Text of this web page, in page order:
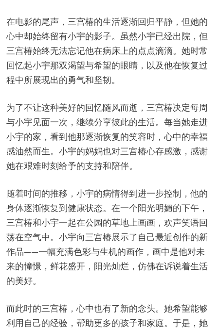
在电影的尾声，三宫椿的生活逐渐回归平静，但她的
心中却始终留有小宇的影子。虽然小宇已经出院，但
三宫椿始终无法忘记他在病床上的点点滴滴。她时常
回忆起小宇那双渴望与希望的眼睛，以及他在恢复过
程中所展现出的勇气和坚韧。
为了不让这种美好的回忆随风而逝，三宫椿决定每周
与小宇见面一次，继续分享彼此的生活。每当她走进
小宇的家，看到他那逐渐恢复的笑容时，心中的幸福
感油然而生。小宇的妈妈也对三宫椿心存感激，感谢
她在艰难时刻给予的支持和陪伴。
随着时间的推移，小宇的病情得到进一步控制，他的
身体逐渐恢复到健康状态。在一个阳光明媚的下午，
三宫椿和小宇一起在公园的草地上画画，欢声笑语回
荡在空气中。小宇向三宫椿展示了自己最近创作的新
作品——一幅充满色彩与生机的画作，画中是他对未
来的憧憬，鲜花盛开，阳光灿烂，仿佛在诉说着生活
的美好。
而此时的三宫椿，心中也有了新的念头。她希望能够
利用自己的经验，帮助更多的孩子和家庭。于是，她